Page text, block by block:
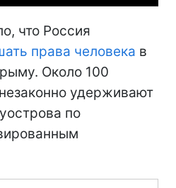
что Россия
права человека в
Около 100
удерживают
по